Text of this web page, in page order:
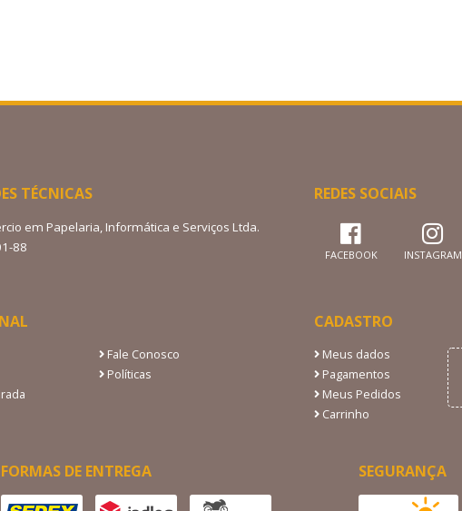
TÉCNICAS
em Papelaria, Informática e Serviços Ltda.
88
REDES SOCIAIS
FACEBOOK INSTAGRAM
Fale Conosco
Políticas
CADASTRO
Meus dados
Pagamentos
Meus Pedidos
Carrinho
FORMAS DE ENTREGA SEGURANÇA